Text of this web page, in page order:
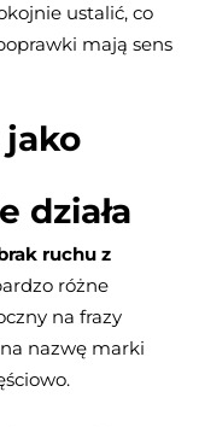
ustalić, co
mają sens
jako
działa
ruchu z
różne
na frazy
nazwę marki